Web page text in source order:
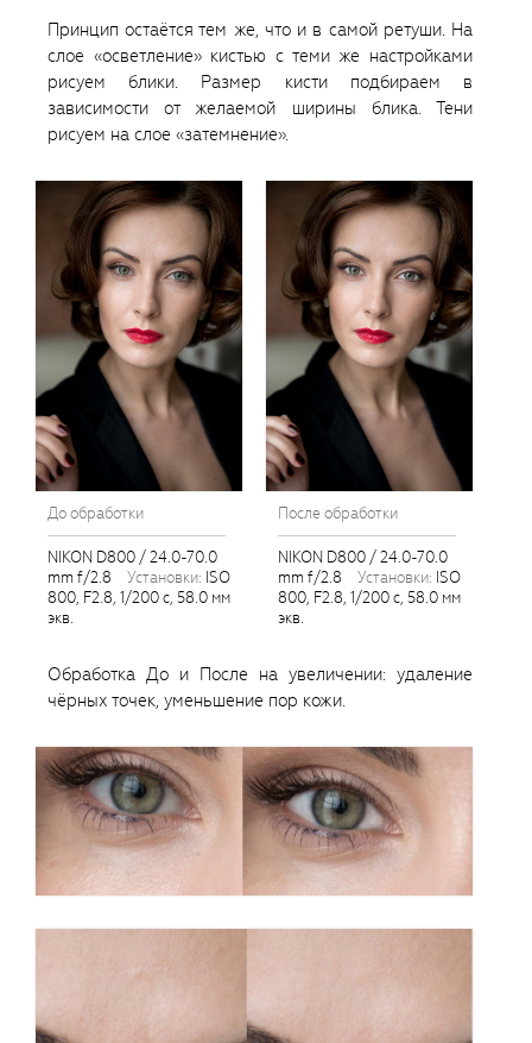
Принцип остаётся тем же, что и в самой ретуши. На
слое «осветление» кистью с теми же настройками
рисуем блики. Размер кисти подбираем в
зависимости от желаемой ширины блика. Тени
рисуем на слое «затемнение».
До обработки
NIKON D800 / 24.0-70.0
mm f/2.8
установки: ISO
800, F2.8, 1/200 с, 58.0 мм
экв.
После обработки
NIKON D800 / 24.0-70.0
mm f/2.8
установки: ISO
800, F2.8, 1/200 с, 58.0 мм
экв.
Обработка До и После на увеличении: удаление
чёрных точек, уменьшение пор кожи.